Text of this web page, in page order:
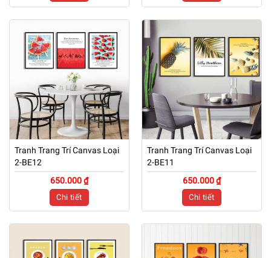
Tranh Trang Trí Canvas Loại
2-BE12
650.000 ₫
Chi tiết
Tranh Trang Trí Canvas Loại
2-BE11
650.000 ₫
Chi tiết